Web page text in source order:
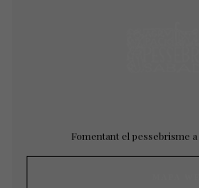
Fomentant el pessebrisme a